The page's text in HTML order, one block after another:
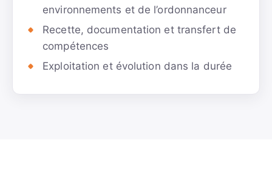
environnements et de l’ordonnanceur
Recette, documentation et transfert de
compétences
Exploitation et évolution dans la durée